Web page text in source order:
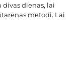
dienas, lai
metodi. Lai